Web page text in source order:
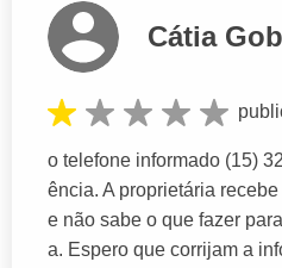
Cátia
o telefone informado (15)
ência. A proprietária
e não sabe o que fazer
a. Espero que corrijam a